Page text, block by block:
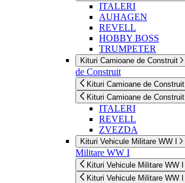
ITALERI
AUHAGEN
REVELL
HOBBY BOSS
TRUMPETER
Kituri Camioane de Construit
de Construit
Kituri Camioane de Construit
Kituri Camioane de Construit
ITALERI
REVELL
ZVEZDA
Kituri Vehicule Militare WW I
Militare WW I
Kituri Vehicule Militare WW I
Kituri Vehicule Militare WW I